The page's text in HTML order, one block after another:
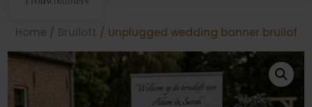
Home / Bruiloft / Unplugged wedding banner bruiloft